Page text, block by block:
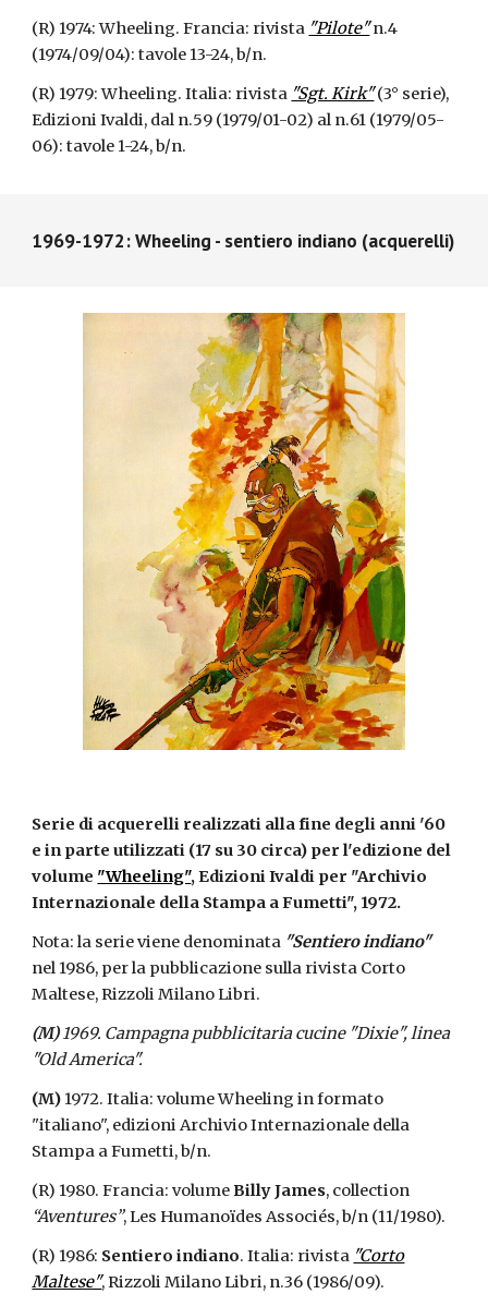
(R) 1974: Wheeling. Francia: rivista "Pilote"n.4
(1974/09/04): tavole 13-24, b/n.
(R) 1979: Wheeling. Italia: rivista "Sgt. Kirk"(3° serie),
Edizioni Ivaldi, dal n.59 (1979/01-02) al n.61 (1979/05-
06): tavole 1-24, b/n.
1969-1972: Wheeling - sentiero indiano (acquerelli)
Serie di acquerelli realizzati alla fine degli anni '60
e in parte utilizzati (17 su 30 circa) per l'edizione del
volume "Wheeling", Edizioni Ivaldi per "Archivio
Internazionale della Stampa a Fumetti", 1972.
Nota: la serie viene denominata "Sentiero indiano"
nel 1986, per la pubblicazione sulla rivista Corto
Maltese, Rizzoli Milano Libri.
(M)1969. Campagna pubblicitaria cucine "Dixie", linea
"Old America".
(M) 1972. Italia: volume Wheeling in formato
"italiano", edizioni Archivio Internazionale della
Stampa a Fumetti, b/n.
(R) 1980. Francia: volumeBilly James, collection
“Aventures”, Les Humanoïdes Associés, b/n (11/1980).
(R) 1986: Sentiero indiano. Italia: rivista "Corto
Maltese", Rizzoli Milano Libri, n.36 (1986/09).